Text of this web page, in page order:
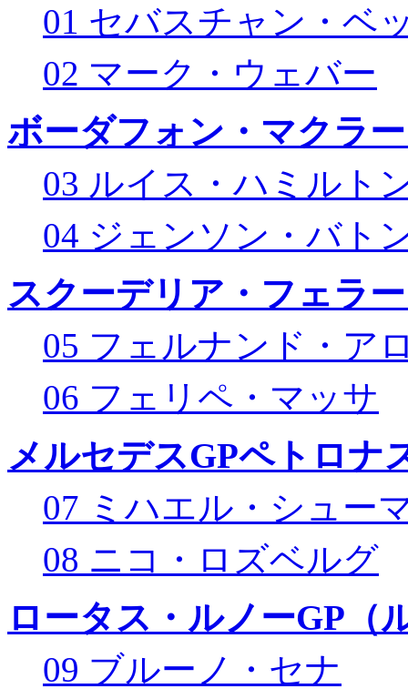
01 セバスチャン・ベ
02 マーク・ウェバー
ボーダフォン・マクラ
03 ルイス・ハミルト
04 ジェンソン・バト
スクーデリア・フェラ
05 フェルナンド・ア
06 フェリペ・マッサ
メルセデスGPペトロナ
07 ミハエル・シュー
08 ニコ・ロズベルグ
ロータス・ルノーGP（
09 ブルーノ・セナ